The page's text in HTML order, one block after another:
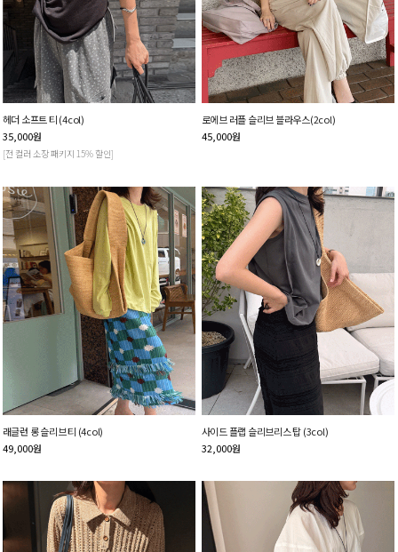
헤더 소프트 티 (4col)
35,000원
[전 컬러 소장 패키지 15% 할인]
로에브 러플 슬리브 블라우스(2col)
45,000원
래글런 롱 슬리브 티 (4col)
49,000원
사이드 플랩 슬리브리스 탑 (3col)
32,000원